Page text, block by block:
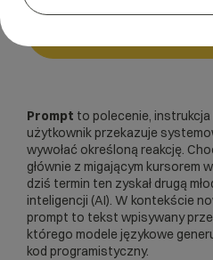
Prompt to polecenie,
użytkownik przekazuje
wywołać określoną reakcję.
głównie z migającym kursorem
dziś termin ten zyskał drugą
inteligencji (AI). W kontekście
prompt to tekst wpisywany
którego modele językowe
kod programistyczny.